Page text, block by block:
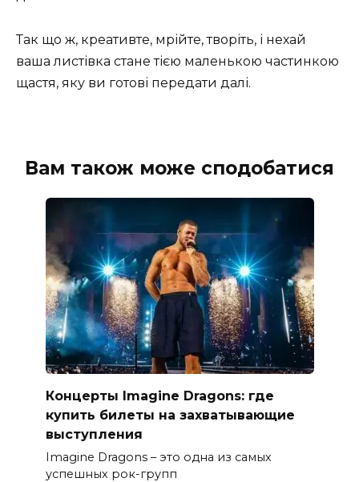
Так що ж, креативте, мрійте, творіть, і нехай
ваша листівка стане тією маленькою частинкою
щастя, яку ви готові передати далі.
Вам також може сподобатися
Концерты Imagine Dragons: где
купить билеты на захватывающие
выступления
Imagine Dragons – это одна из самых
успешных рок-групп